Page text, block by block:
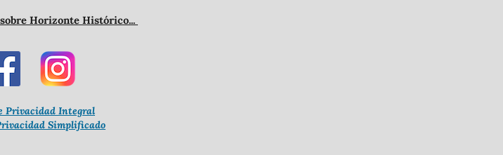
Horizonte Histórico...
Privacidad Integral
Simplificado